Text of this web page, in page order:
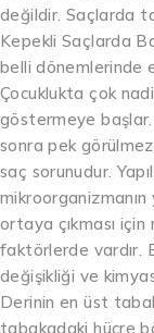
değildir. Saçlarda
Kepekli Saçlarda
belli dönemlerinde
Çocuklukta çok
göstermeye başlar.
sonra pek
saç sorunudur.
mikroorganizmanın
ortaya çıkması
faktörlerde vardır.
değişikliği ve
Derinin en üst
tabakadaki hücre